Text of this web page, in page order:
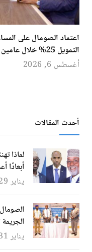
اعتماد الصومال على
التمويل 25% خلال عامين
أغسطس 6, 2026
أحدث المقالات
لماذا
أبعادًا
يناير 29, 2025
يناير 31, 2025